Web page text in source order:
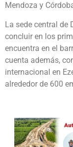
Mendoza y
La sede central de
concluir en los
encuentra en el
cuenta además,
internacional en
alrededor de 600